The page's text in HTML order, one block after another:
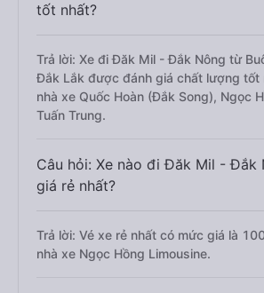
tốt nhất?
Trả lời: Xe đi Đăk Mil - Đắk Nông từ
Đắk Lắk được đánh giá chất lượng tốt
nhà xe Quốc Hoàn (Đắk Song), Ngọc
Tuấn Trung.
Câu hỏi: Xe nào đi Đăk Mil - Đắk
giá rẻ nhất?
Trả lời: Vé xe rẻ nhất có mức giá là
nhà xe Ngọc Hồng Limousine.